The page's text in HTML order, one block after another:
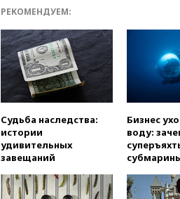
РЕКОМЕНДУЕМ:
Судьба наследства:
истории
удивительных
завещаний
Бизнес
воду: